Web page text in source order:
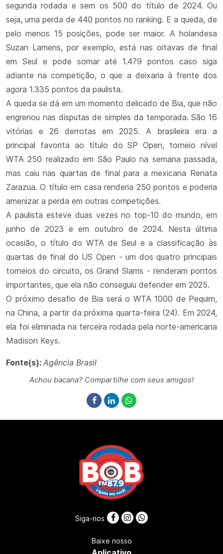
segunda rodada e sem os 500 do título de 2024. Ou
seja, uma perda de 440 pontos no ranking. E a queda, de
pelo menos 15 posições, pode ser maior. A holandesa
Suzan Lamens, por exemplo, está nas oitavas de final
em Seul e pode somar até 1.479 pontos caso siga
adiante na competição, o que a deixaria à frente dos
agora 1.335 pontos da paulista.
A queda se dá em um momento delicado de Bia, que não
engrenou nas disputas de simples da temporada. São 16
vitórias e 26 derrotas em 2025. A brasileira era a
principal favorita ao título do SP Open, torneio nível
WTA 250 realizado em São Paulo na semana passada,
mas caiu nas quartas de final para a mexicana Renata
Zarazua. O título em casa renderia 250 pontos e poderia
amenizar a perda em outras competições.
A paulista esteve duas vezes no top-10 do mundo, em
junho de 2023 e em outubro de 2024. Nesta última
ocasião, o título do WTA de Seul e a classificação às
quartas de final do US Open - um dos quatro principais
torneios do circuito, os Grand Slams - renderam pontos
importantes, que ela não conseguiu defender em 2025.
O próximo desafio de Bia será o WTA 1000 de Pequim,
na China, a partir da próxima quarta-feira (24). Em 2024,
ela foi eliminada na terceira rodada pela norte-americana
Madison Keys.
Fonte(s): Agência Brasil
Achou bacana? Compartilhe com seus amigos!
Siga-nos
Baixe nosso